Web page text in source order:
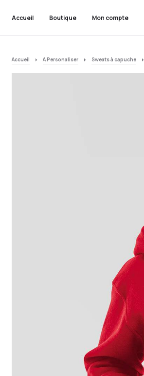
Accueil Boutique Mon compte
Accueil A Personaliser Sweats à capuche